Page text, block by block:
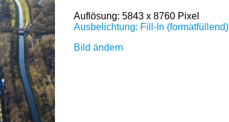
Auflösung: 5843 x 8760 Pixel
Ausbelichtung: Fill-In (formatfüllend)
Bild ändern